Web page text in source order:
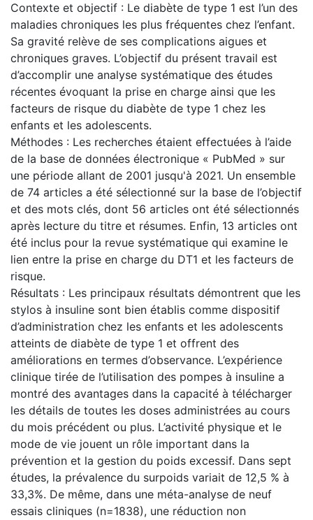
Contexte et objectif : Le diabète de type 1 est l’un des
maladies chroniques les plus fréquentes chez l’enfant.
Sa gravité relève de ses complications aigues et
chroniques graves. L’objectif du présent travail est
d’accomplir une analyse systématique des études
récentes évoquant la prise en charge ainsi que les
facteurs de risque du diabète de type 1 chez les
enfants et les adolescents.
Méthodes : Les recherches étaient effectuées à l’aide
de la base de données électronique « PubMed » sur
une période allant de 2001 jusqu'à 2021. Un ensemble
de 74 articles a été sélectionné sur la base de l’objectif
et des mots clés, dont 56 articles ont été sélectionnés
après lecture du titre et résumes. Enfin, 13 articles ont
été inclus pour la revue systématique qui examine le
lien entre la prise en charge du DT1 et les facteurs de
risque.
Résultats : Les principaux résultats démontrent que les
stylos à insuline sont bien établis comme dispositif
d’administration chez les enfants et les adolescents
atteints de diabète de type 1 et offrent des
améliorations en termes d’observance. L’expérience
clinique tirée de l’utilisation des pompes à insuline a
montré des avantages dans la capacité à télécharger
les détails de toutes les doses administrées au cours
du mois précédent ou plus. L’activité physique et le
mode de vie jouent un rôle important dans la
prévention et la gestion du poids excessif. Dans sept
études, la prévalence du surpoids variait de 12,5 % à
33,3%. De même, dans une méta-analyse de neuf
essais cliniques (n=1838), une réduction non